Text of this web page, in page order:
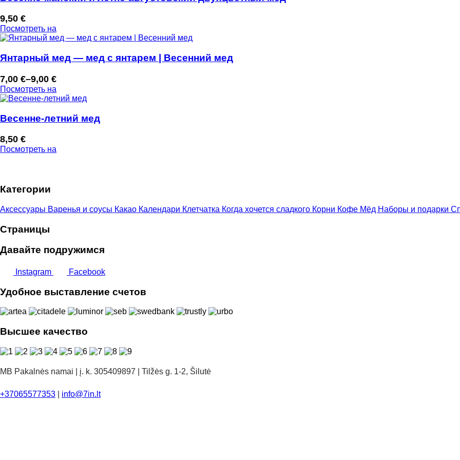
9,50 €
Посмотреть на
Янтарный мед — мед с янтарем | Весенний мед
7,00 €–9,00 €
Диапазон
цен:
–
Посмотреть на
Весенне-летний мед
8,50 €
Посмотреть на
Категории
Аксессуары Варенья и соусы Какао Календари Клетчатка Когда хочется сладкого Корни Кофе Мёд Наборы и подарки
Страницы
Давайте подружимся
Instagram Facebook
Удобное выставление счетов
Высшее качество
MB Pakalnės namai | į. k. 305409897 | Tilžės g. 1-2, Šilutė
+37065577353 info@7in.lt